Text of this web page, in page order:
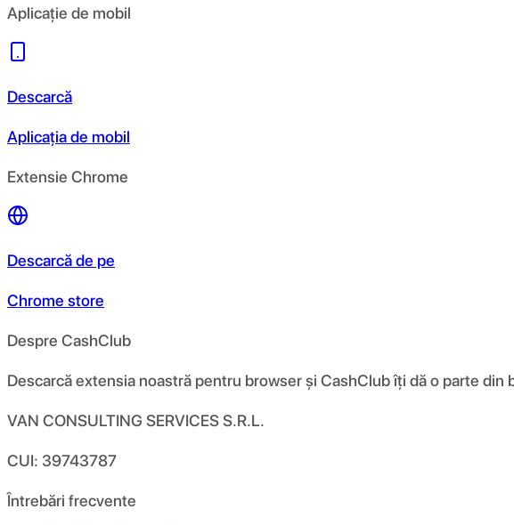
Aplicație de mobil
Descarcă
Aplicația de mobil
Extensie Chrome
Descarcă de pe
Chrome store
Despre CashClub
Descarcă extensia noastră pentru browser și CashClub îți dă o parte din
VAN CONSULTING SERVICES S.R.L.
CUI: 39743787
Întrebări frecvente